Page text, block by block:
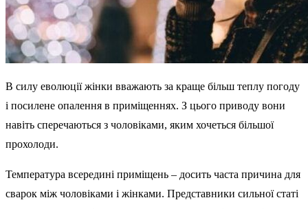
В силу еволюції жінки вважають за краще більш теплу погоду
і посилене опалення в приміщеннях. З цього приводу вони
навіть сперечаються з чоловіками, яким хочеться більшої
прохолоди.
Температура всередині приміщень – досить часта причина для
сварок між чоловіками і жінками. Представники сильної статі